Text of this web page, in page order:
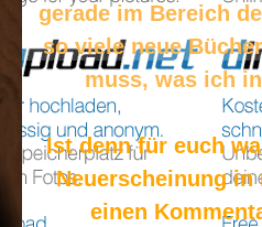
gerade im Bereich
so viele neue
muss, was ich
Ist denn für euch
Neuerscheinung
einen